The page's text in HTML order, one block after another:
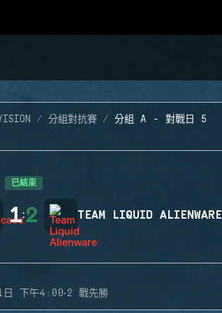
分組對抗賽 分組 A - 對戰日 5
已結束
1:2 TEAM LIQUID ALIENWARE
日 下午4:00·2 戰先勝